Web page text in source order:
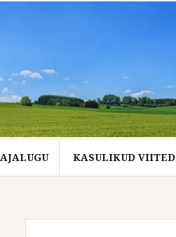
AJALUGU KASULIKUD VIITED